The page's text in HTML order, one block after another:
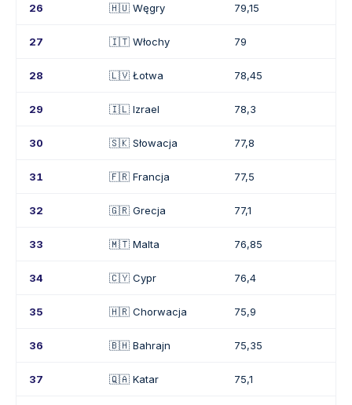
26 🇭🇺 Węgry 79,15
27 🇮🇹 Włochy 79
28 🇱🇻 Łotwa 78,45
29 🇮🇱 Izrael 78,3
30 🇸🇰 Słowacja 77,8
31 🇫🇷 Francja 77,5
32 🇬🇷 Grecja 77,1
33 🇲🇹 Malta 76,85
34 🇨🇾 Cypr 76,4
35 🇭🇷 Chorwacja 75,9
36 🇧🇭 Bahrajn 75,35
37 🇶🇦 Katar 75,1